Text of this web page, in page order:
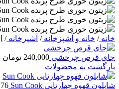
خانه/ خانه و آشپزخانه/ آشپزخانه/
جای قرص چرخشی 240,000 تومان
بازگشت به محصولات
شابلون قهوه چهارتایی Sun Cook